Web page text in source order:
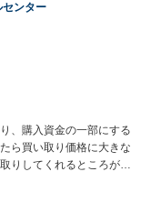
ンター
、購入資金の一部にする
ら買い取り価格に大きな
りしてくれるところが見